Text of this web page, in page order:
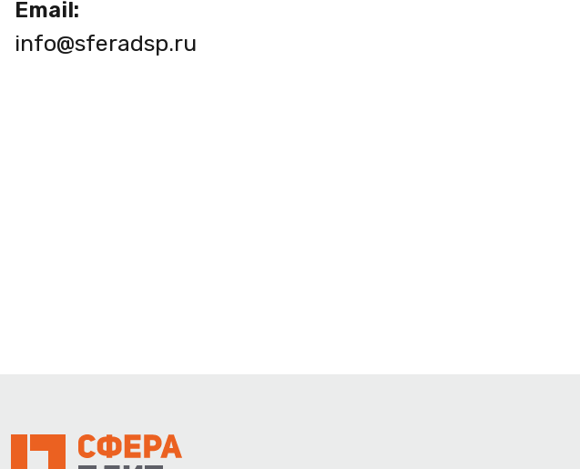
Email:
info@sferadsp.ru